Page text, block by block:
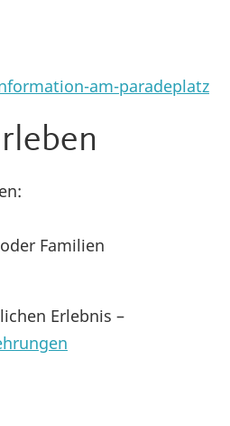
am-paradeplatz
Familien
Erlebnis –